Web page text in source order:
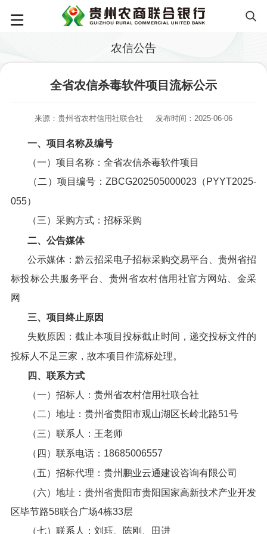
农信公告
全省农信杀毒软件项目流标公示
来源：贵州省农村信用社联合社 发布时间：2025-06-06
一、项目名称及编号
（一）项目名称：全省农信杀毒软件项目
（二）项目编号：ZBCG202505000023（PYYT2025-
055）
（三）采购方式：招标采购
二、公告媒体
公示媒体：黔云招采电子招标采购交易平台、贵州省招
标投标公共服务平台、贵州省农村信用社官方网站、金采
网
三、项目终止原因
失败原因：截止本项目投标截止时间，递交投标文件的
投标人不足三家，故本项目作流标处理。
四、联系方式
（一）招标人：贵州省农村信用社联合社
（二）地址：贵州省贵阳市观山湖区长岭北路51号
（三）联系人：王老师
（四）联系电话：18685006557
（五）招标代理：贵州鹏业云通建设咨询有限公司
（六）地址：贵州省贵阳市贵阳国家高新技术产业开发
区毕节路58联合广场4栋33层
（七）联系人：刘珏、陈刚、田进